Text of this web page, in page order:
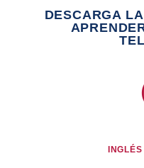
DESCARGA